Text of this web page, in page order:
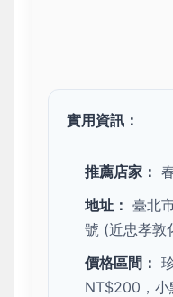
實用資訊：
推薦店家：
地址： 臺北
號 (近忠孝敦
價格區間：
NT$200，